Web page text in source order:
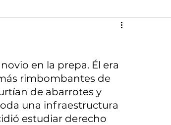
Edición 12
15
en la prepa. Él era
rimbombantes de
de abarrotes y
una infraestructura
estudiar derecho